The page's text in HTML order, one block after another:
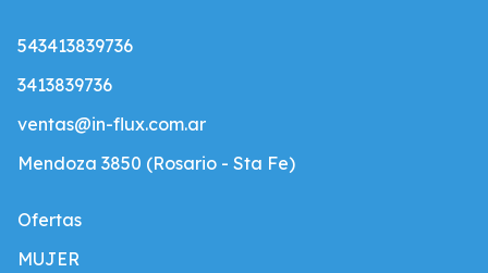
543413839736
3413839736
ventas@in-flux.com.ar
Mendoza 3850 (Rosario - Sta Fe)
Ofertas
MUJER